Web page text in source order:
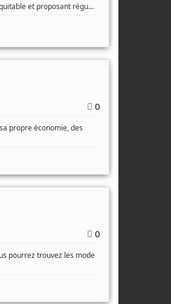
et proposant régu...
0
propre économie, des
0
pourrez trouvez les mode